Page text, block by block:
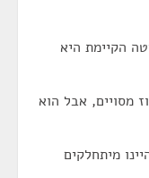
הקיימת היא
מסויים, אבל הוא
מיתחלקים